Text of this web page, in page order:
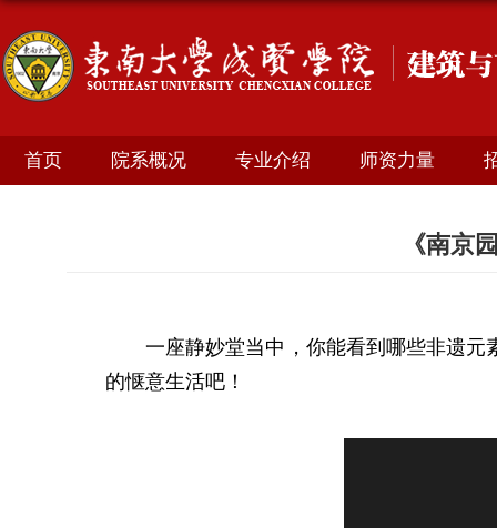
首页 院系概况 专业介绍 师资力量
《南京
一座静妙堂当中，你能看到哪些非遗
的惬意生活吧！